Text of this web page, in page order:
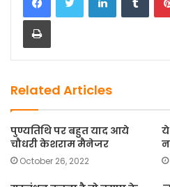
e
b
o
k
o
o
Print
Related Articles
पुण्यतिथि पर बहुत याद आये
चौधरी केशराम मैनेजर
October 26, 2022